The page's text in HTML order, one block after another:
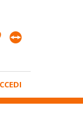
paypal